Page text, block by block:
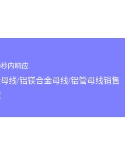
内响应
线/铝镁合金母线/铝管母线销售